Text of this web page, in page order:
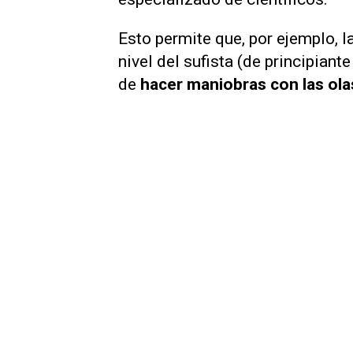
Esto permite que, por ejemplo,
nivel del sufista (de
de hacer maniobras con las